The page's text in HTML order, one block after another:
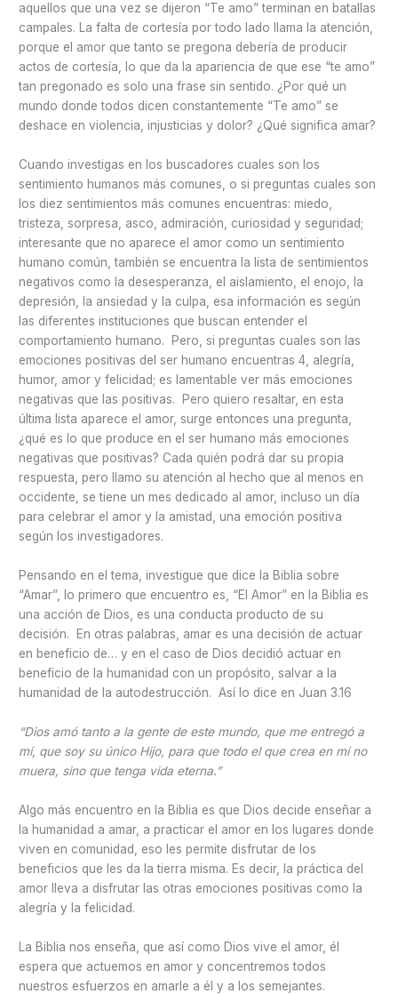
aquellos que una vez se dijeron “Te amo” terminan en batallas
campales. La falta de cortesía por todo lado llama la atención,
porque el amor que tanto se pregona debería de producir
actos de cortesía, lo que da la apariencia de que ese “te amo”
tan pregonado es solo una frase sin sentido. ¿Por qué un
mundo donde todos dicen constantemente “Te amo” se
deshace en violencia, injusticias y dolor? ¿Qué significa amar?
Cuando investigas en los buscadores cuales son los
sentimiento humanos más comunes, o si preguntas cuales son
los diez sentimientos más comunes encuentras: miedo,
tristeza, sorpresa, asco, admiración, curiosidad y seguridad;
interesante que no aparece el amor como un sentimiento
humano común, también se encuentra la lista de sentimientos
negativos como la desesperanza, el aislamiento, el enojo, la
depresión, la ansiedad y la culpa, esa información es según
las diferentes instituciones que buscan entender el
comportamiento humano. Pero, si preguntas cuales son las
emociones positivas del ser humano encuentras 4, alegría,
humor, amor y felicidad; es lamentable ver más emociones
negativas que las positivas. Pero quiero resaltar, en esta
última lista aparece el amor, surge entonces una pregunta,
¿qué es lo que produce en el ser humano más emociones
negativas que positivas? Cada quién podrá dar su propia
respuesta, pero llamo su atención al hecho que al menos en
occidente, se tiene un mes dedicado al amor, incluso un día
para celebrar el amor y la amistad, una emoción positiva
según los investigadores.
Pensando en el tema, investigue que dice la Biblia sobre
“Amar”, lo primero que encuentro es, “El Amor” en la Biblia es
una acción de Dios, es una conducta producto de su
decisión. En otras palabras, amar es una decisión de actuar
en beneficio de… y en el caso de Dios decidió actuar en
beneficio de la humanidad con un propósito, salvar a la
humanidad de la autodestrucción. Así lo dice en Juan 3.16
“Dios amó tanto a la gente de este mundo, que me entregó a
mí, que soy su único Hijo, para que todo el que crea en mí no
muera, sino que tenga vida eterna.”
Algo más encuentro en la Biblia es que Dios decide enseñar a
la humanidad a amar, a practicar el amor en los lugares donde
viven en comunidad, eso les permite disfrutar de los
beneficios que les da la tierra misma. Es decir, la práctica del
amor lleva a disfrutar las otras emociones positivas como la
alegría y la felicidad.
La Biblia nos enseña, que así como Dios vive el amor, él
espera que actuemos en amor y concentremos todos
nuestros esfuerzos en amarle a él y a los semejantes.